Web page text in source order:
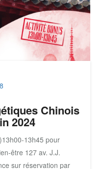
Chinois
2024
13h45 pour
être 127 av. J.J.
sur réservation par